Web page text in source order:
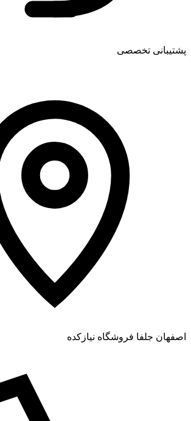
پشتیبانی تخصصی
اصفهان جلفا فروشگاه نیازکده